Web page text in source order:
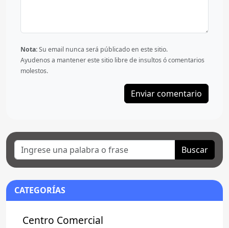
Nota:Su email nunca será públicado en este sitio.
Ayudenos a mantener este sitio libre de insultos ó comentarios
molestos.
Enviar comentario
Buscar
CATEGORÍAS
Centro Comercial